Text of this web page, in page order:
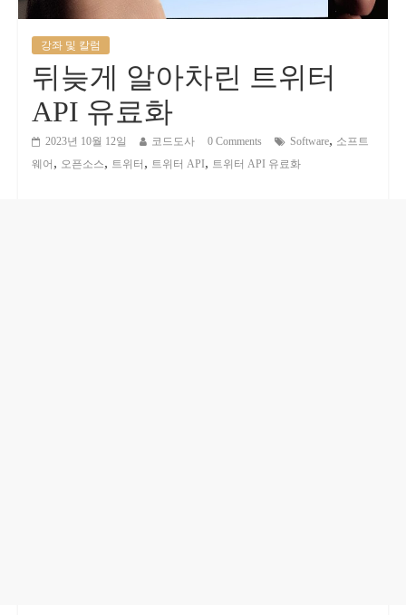
강좌 및 칼럼
뒤늦게 알아차린 트위터
API 유료화
2023년 10월 12일 코드도사 0 Comments Software, 소프트
웨어 , 오픈소스, 트위터 , 트위터 API, 트위터 API 유료화